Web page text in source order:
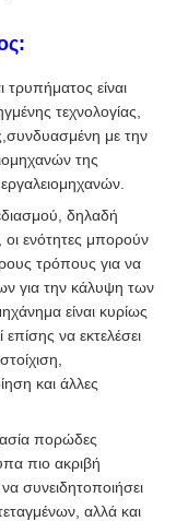
τρυπήματος είναι
τεχνολογίας,
με την
της
δηλαδή
ενότητες μπορούν
τρόπους για να
για την κάλυψη των
είναι κυρίως
να εκτελέσει
και άλλες
πορώδες
πιο ακριβή
συνειδητοποιήσει
αλλά και